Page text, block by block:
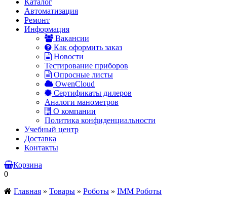
Каталог
Автоматизация
Ремонт
Информация
Вакансии
Как оформить заказ
Новости
Тестирование приборов
Опросные листы
OwenCloud
Сертификаты дилеров
Аналоги манометров
О компании
Политика конфиденциальности
Учебный центр
Доставка
Контакты
Корзина
0
Главная » Товары » Роботы » IMM Роботы